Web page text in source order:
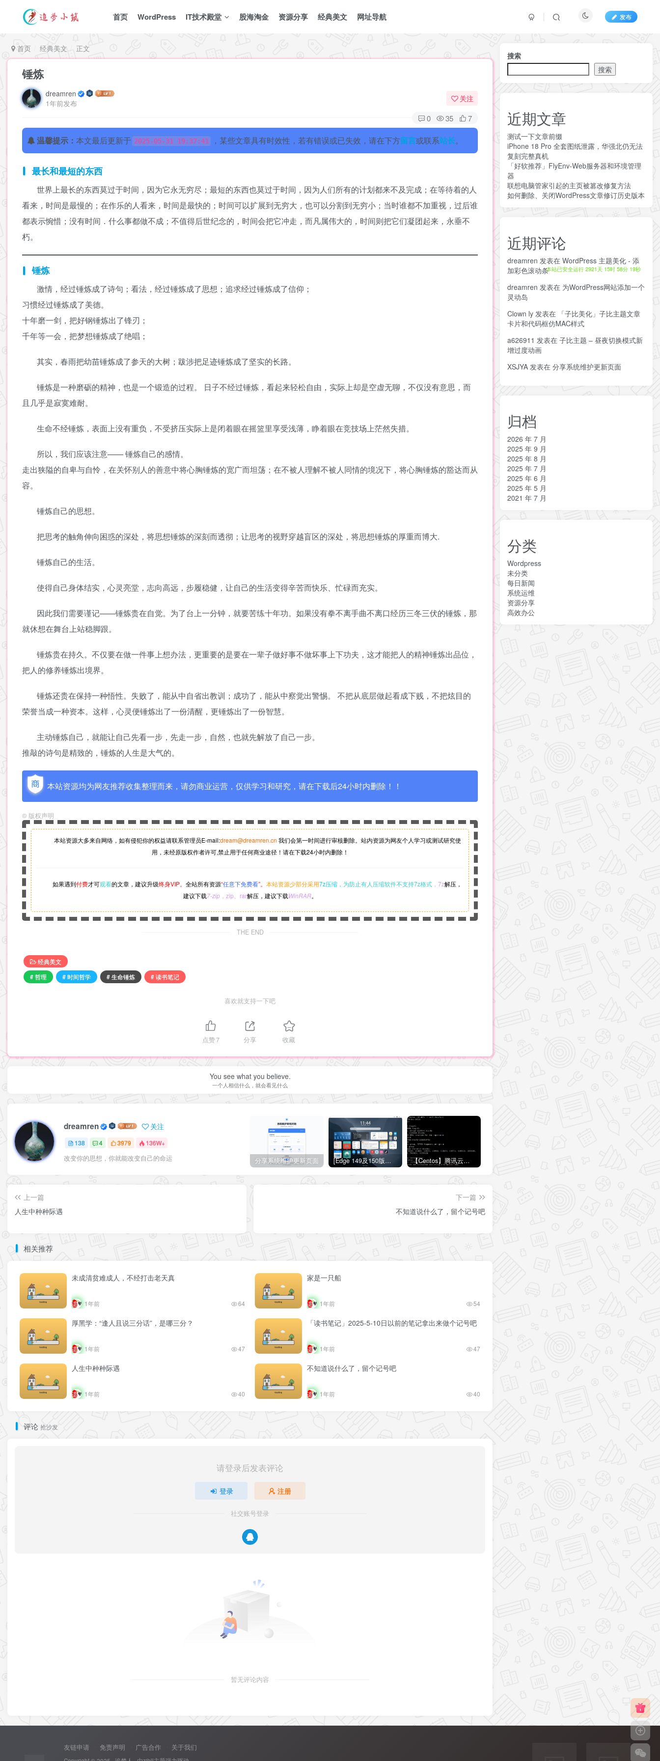
首页 WordPress IT技术殿堂 股海淘金 资源分享 经典美文 网址导航 发布
首页 经典美文 正文
锤炼
dreamren
1年前发布
关注
0 35 7
温馨提示： 本文最后更新于 2025-05-31 19:37:41 ，某些文章具有时效性，若有错误或已失效，请在下方留言或联系站长。
最长和最短的东西
世界上最长的东西莫过于时间，因为它永无穷尽；最短的东西也莫过于时间，因为人们所有的计划都来不及完成；在等待着的人
看来，时间是最慢的；在作乐的人看来，时间是最快的；时间可以扩展到无穷大，也可以分割到无穷小；当时谁都不加重视，过后谁
都表示惋惜；没有时间．什么事都做不成；不值得后世纪念的，时间会把它冲走，而凡属伟大的，时间则把它们凝团起来，永垂不
朽。
锤炼
激情，经过锤炼成了诗句；看法，经过锤炼成了思想；追求经过锤炼成了信仰；
习惯经过锤炼成了美德。
十年磨一剑，把好钢锤炼出了锋刃；
千年等一会，把梦想锤炼成了绝唱；
其实，春雨把幼苗锤炼成了参天的大树；跋涉把足迹锤炼成了坚实的长路。
锤炼是一种磨砺的精神，也是一个锻造的过程。 日子不经过锤炼，看起来轻松自由，实际上却是空虚无聊，不仅没有意思，而
且几乎是寂寞难耐。
生命不经锤炼，表面上没有重负，不受挤压实际上是闭着眼在摇篮里享受浅薄，睁着眼在竞技场上茫然失措。
所以，我们应该注意—— 锤炼自己的感情。
走出狭隘的自卑与自怜，在关怀别人的善意中将心胸锤炼的宽广而坦荡；在不被人理解不被人同情的境况下，将心胸锤炼的豁达而从
容。
锤炼自己的思想。
把思考的触角伸向困惑的深处，将思想锤炼的深刻而透彻；让思考的视野穿越盲区的深处，将思想锤炼的厚重而博大.
锤炼自己的生活。
使得自己身体结实，心灵亮堂，志向高远，步履稳健，让自己的生活变得辛苦而快乐、忙碌而充实。
因此我们需要谨记——锤炼贵在自觉。为了台上一分钟，就要苦练十年功。如果没有拳不离手曲不离口经历三冬三伏的锤炼，那
就休想在舞台上站稳脚跟。
锤炼贵在持久。不仅要在做一件事上想办法，更重要的是要在一辈子做好事不做坏事上下功夫，这才能把人的精神锤炼出品位，
把人的修养锤炼出境界。
锤炼还贵在保持一种悟性。失败了，能从中自省出教训；成功了，能从中察觉出警惕。 不把从底层做起看成下贱，不把炫目的
荣誉当成一种资本。这样，心灵便锤炼出了一份清醒，更锤炼出了一份智慧。
主动锤炼自己，就能让自己先看一步，先走一步，自然，也就先解放了自己一步。
推敲的诗句是精致的，锤炼的人生是大气的。
本站资源均为网友推荐收集整理而来，请勿商业运营，仅供学习和研究，请在下载后24小时内删除！！
© 版权声明
本站资源大多来自网络，如有侵犯你的权益请联系管理员E-mail:dream@dreamren.cn 我们会第一时间进行审核删除。站内资源为网友个人学习或测试研究使
用，未经原版权作者许可,禁止用于任何商业途径！请在下载24小时内删除！
如果遇到付费才可观看的文章，建议升级终身VIP。 全站所有资源“任意下免费看”。 本站资源少部分采用7z压缩， 为防止有人压缩软件不支持7z格式 ，7z解压，
建议下载7-zip，zip、rar解压，建议下载WinRAR。
THE END
经典美文
# 哲理
# 时间哲学 # 生命锤炼 # 读书笔记
喜欢就支持一下吧
点赞7 分享 收藏
You see what you believe.
一个人相信什么，就会看见什么
dreamren 关注
138 4 3979 136W+
改变你的思想，你就能改变自己的命运 分享系统维护更新页面 [Edge 149及150版本适用]怎么禁用Edge浏览器的圆角设计？Edge浏览器关闭圆角设计教程 【Centos】腾讯云、阿里云服务器 Centos 7 挂载数据盘
上一篇
人生中种种际遇
下一篇
不知道说什么了，留个记号吧
相关推荐
未成清贫难成人，不经打击老天真
1年前 64
家是一只船
1年前 54
厚黑学：“逢人且说三分话”，是哪三分？
1年前 47
「读书笔记」2025-5-10日以前的笔记拿出来做个记号吧
1年前 47
人生中种种际遇
1年前 40
不知道说什么了，留个记号吧
1年前 40
评论 抢沙发
请登录后发表评论
登录 注册
社交账号登录
暂无评论内容
搜索
搜索
近期文章
测试一下文章前缀
iPhone 18 Pro 全套图纸泄露，华强北仍无法
复刻完整真机
「好软推荐」FlyEnv-Web服务器和环境管理
器
联想电脑管家引起的主页被篡改修复方法
如何删除、关闭WordPress文章修订历史版本
近期评论
dreamren 发表在 WordPress 主题美化 - 添
加彩色滚动条本站已安全运行 2921天 15时 58分 20秒
dreamren 发表在 为WordPress网站添加一个
灵动岛
Clown ly 发表在 「子比美化」子比主题文章
卡片和代码框仿MAC样式
a626911 发表在 子比主题 – 昼夜切换模式新
增过度动画
XSJYA 发表在 分享系统维护更新页面
归档
2026 年 7 月
2025 年 9 月
2025 年 8 月
2025 年 7 月
2025 年 6 月
2025 年 5 月
2021 年 7 月
分类
Wordpress
未分类
每日新闻
系统运维
资源分享
高效办公
友链申请 免责声明 广告合作 关于我们